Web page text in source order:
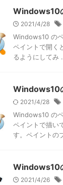
Windows10
2021/4/28
Windows10 の
ペイントで開く
るようにしてみ
Windows10
2021/4/28
Windows10 の
ペイントで描い
す。ペイントの
Windows10
2021/4/26